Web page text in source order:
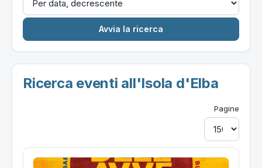
Ricerca eventi all'Isola d'Elba
Pagine